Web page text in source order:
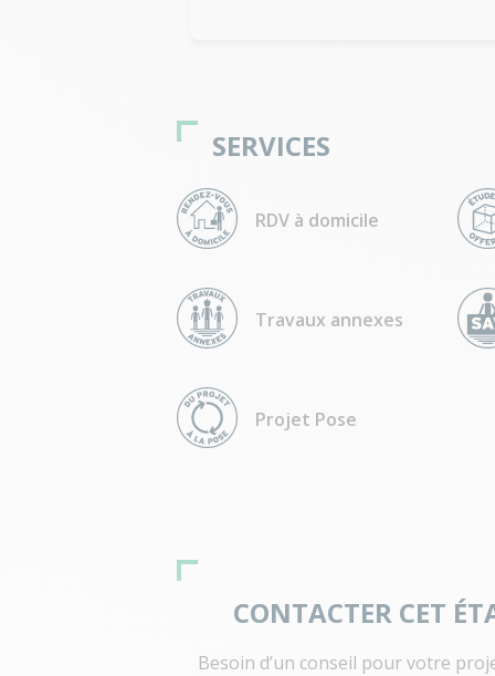
SERVICES
RDV à domicile
Travaux annexes
Projet Pose
CONTACTER CET
Besoin d’un conseil pour votre